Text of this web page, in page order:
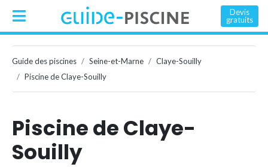
Devis
gratuits
Guide des piscines Seine-et-Marne
Claye-Souilly
Piscine de Claye-Souilly
Piscine de Claye-
Souilly